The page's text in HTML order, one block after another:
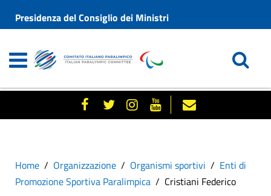
Presidenza del Consiglio dei Ministri
Home Organizzazione Organismi sportivi
Enti di
Promozione Sportiva Paralimpica
Cristiani Federico